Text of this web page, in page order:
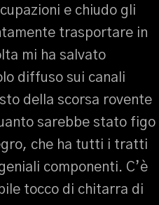
e chiudo gli
trasportare in
mi ha salvato
diffuso sui canali
della scorsa rovente
sarebbe stato figo
che ha tutti i tratti
componenti. C’è
tocco di chitarra di